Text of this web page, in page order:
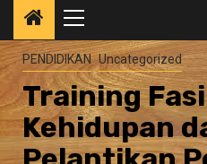
Primary
Menu
PENDIDIKAN Uncategorized
Training
Kehidupan